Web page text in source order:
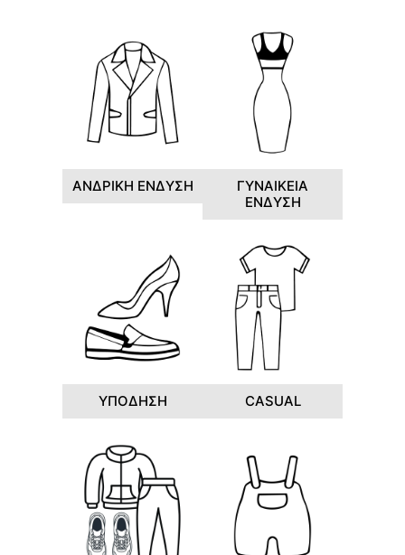
ΑΝΔΡΙΚΗ ΕΝΔΥΣΗ
ΓΥΝΑΙΚΕΙΑ
ΕΝΔΥΣΗ
ΥΠΟΔΗΣΗ CASUAL